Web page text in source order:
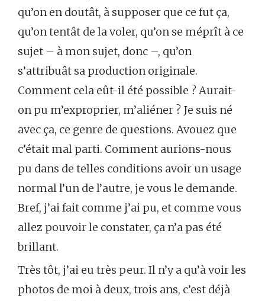
qu’on en doutât, à supposer que ce fut ça,
qu’on tentât de la voler, qu’on se méprît à ce
sujet – à mon sujet, donc –, qu’on
s’attribuât sa production originale.
Comment cela eût-il été possible ? Aurait-
on pu m’exproprier, m’aliéner ? Je suis né
avec ça, ce genre de questions. Avouez que
c’était mal parti. Comment aurions-nous
pu dans de telles conditions avoir un usage
normal l’un de l’autre, je vous le demande.
Bref, j’ai fait comme j’ai pu, et comme vous
allez pouvoir le constater, ça n’a pas été
brillant.
Très tôt, j’ai eu très peur. Il n’y a qu’à voir les
photos de moi à deux, trois ans, c’est déjà